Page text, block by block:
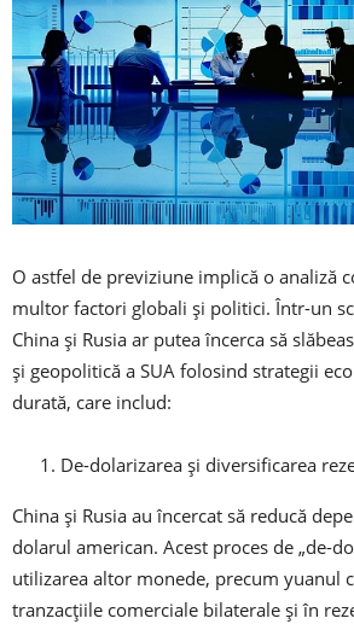
O astfel de previziune implică o analiză
multor factori globali și politici. Într-un
China și Rusia ar putea încerca să
și geopolitică a SUA folosind strategii
durată, care includ:
De-dolarizarea și diversificarea
China și Rusia au încercat să reducă
dolarul american. Acest proces de „de-
utilizarea altor monede, precum yuanul
tranzacțiile comerciale bilaterale și în